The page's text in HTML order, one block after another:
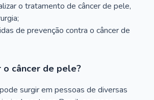
o tratamento de câncer de pele,
de prevenção contra o câncer de
o câncer de pele?
surgir em pessoas de diversas